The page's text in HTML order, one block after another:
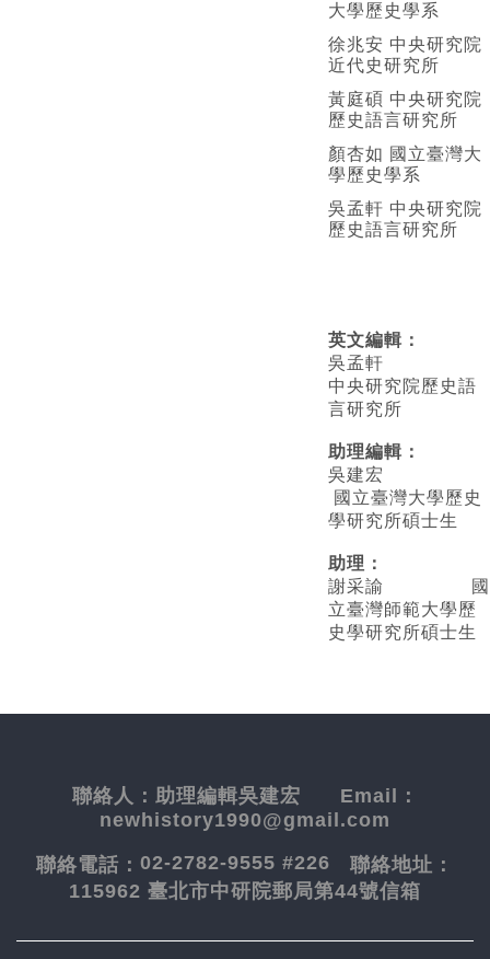
大學歷史學系
徐兆安 中央研究院
近代史研究所
黃庭碩 中央研究院
歷史語言研究所
顏杏如 國立臺灣大
學歷史學系
吳孟軒 中央研究院
歷史語言研究所
英文編輯 ：
吳孟軒
中央研究院歷史語
言研究所
助理編輯：
吳建宏
國立臺灣大學歷史
學研究所碩士生
助理：
謝采諭
國
立臺灣師範大學歷
史學研究所碩士生
聯絡人： 助理編輯吳建宏 Email：
newhistory1990@gmail.com
聯絡電話： 02-2782-9555 #226 聯絡地址：
115962 臺北市中研院郵局第44號信箱